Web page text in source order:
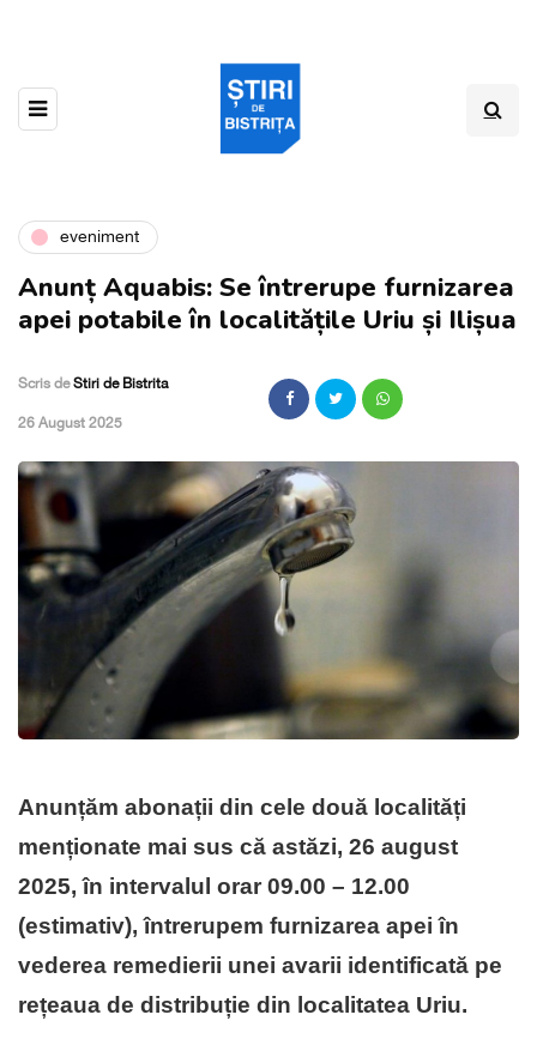
eveniment
Anunț Aquabis: Se întrerupe furnizarea
apei potabile în localitățile Uriu și Ilișua
Scris deStiri de Bistrita
,26 August 2025
Anunțăm abonații din cele două localități
menționate mai sus că astăzi, 26 august
2025, în intervalul orar 09.00 – 12.00
(estimativ), întrerupem furnizarea apeiîn
vederea remedierii unei avarii identificată pe
rețeaua de distribuție din localitatea Uriu.